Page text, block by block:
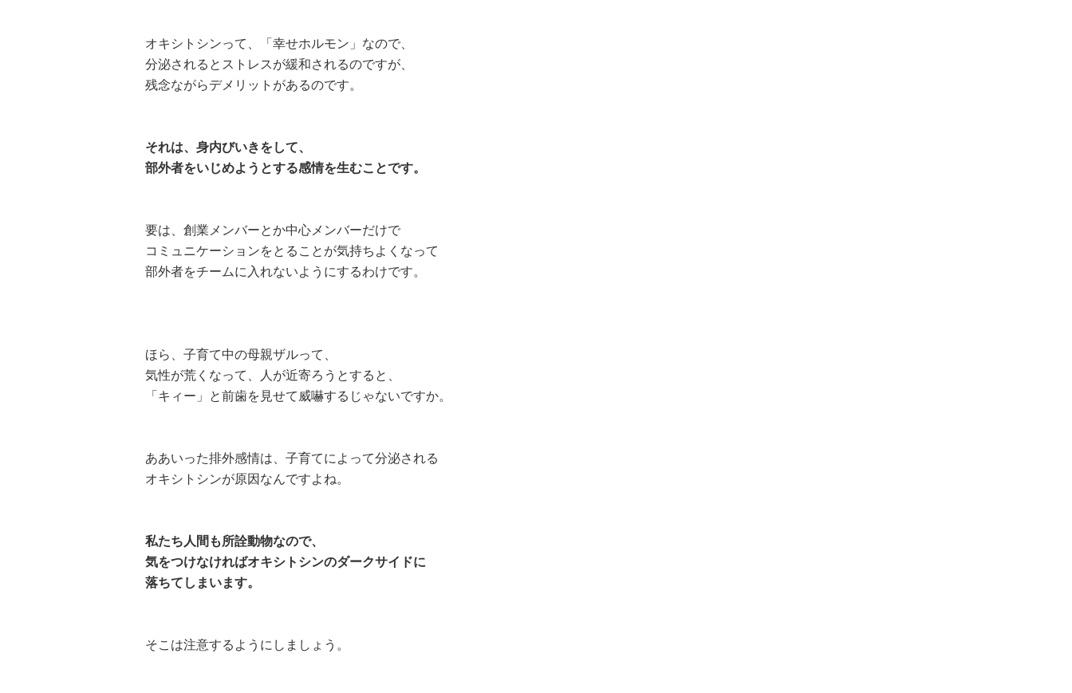
オキシトシンって、「幸せホルモン」なので、
分泌されるとストレスが緩和されるのですが、
残念ながらデメリットがあるのです。
それは、身内びいきをして、
部外者をいじめようとする感情を生むことです。
要は、創業メンバーとか中心メンバーだけで
コミュニケーションをとることが気持ちよくなって
部外者をチームに入れないようにするわけです。
ほら、子育て中の母親ザルって、
気性が荒くなって、人が近寄ろうとすると、
「キィー」と前歯を見せて威嚇するじゃないですか。
ああいった排外感情は、子育てによって分泌される
オキシトシンが原因なんですよね。
私たち人間も所詮動物なので、
気をつけなければオキシトシンのダークサイドに
落ちてしまいます。
そこは注意するようにしましょう。